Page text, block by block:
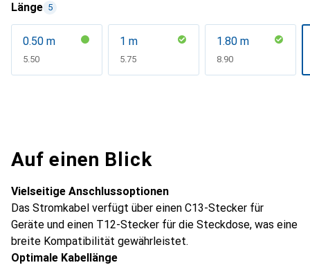
Länge 5
0.50 m
CHF
5.50
1 m
CHF
5.75
1.80 m
CHF
8.90
Auf einen Blick
Vielseitige Anschlussoptionen
Das Stromkabel verfügt über einen C13-Stecker für
Geräte und einen T12-Stecker für die Steckdose, was eine
breite Kompatibilität gewährleistet.
Optimale Kabellänge